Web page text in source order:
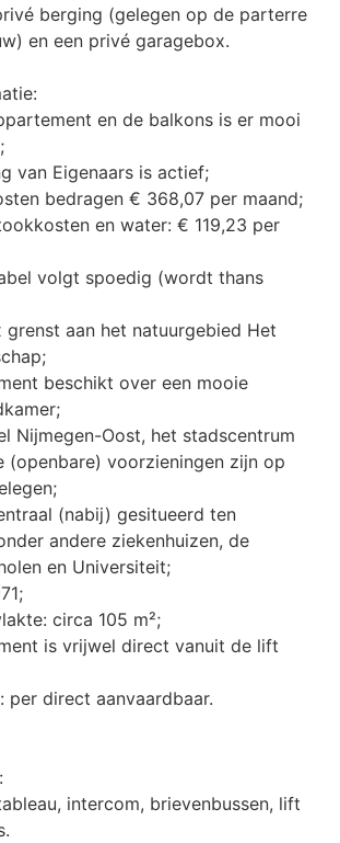
berging (gelegen op de parterre
en een privé garagebox.
en de balkons is er mooi
van Eigenaars is actief;
bedragen € 368,07 per maand;
en water: € 119,23 per
volgt spoedig (wordt thans
aan het natuurgebied Het
beschikt over een mooie
Nijmegen-Oost, het stadscentrum
(openbare) voorzieningen zijn op
(nabij) gesitueerd ten
andere ziekenhuizen, de
en Universiteit;
circa 105 m²;
is vrijwel direct vanuit de lift
per direct aanvaardbaar.
intercom, brievenbussen, lift